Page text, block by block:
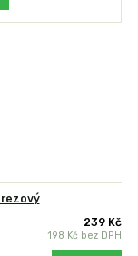
239 Kč
198 Kč bez DPH